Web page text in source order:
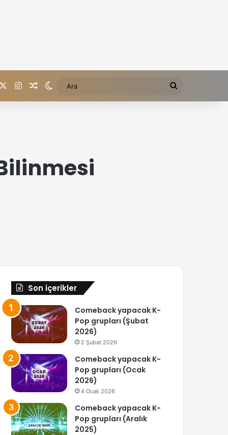
InstagramRastgele içerik
Dış görünümü değiştir
Son içerikler
Comeback yapacak K-
Pop grupları (Şubat
2026)
2 Şubat 2026
Comeback yapacak K-
Pop grupları (Ocak
2026)
4 Ocak 2026
Comeback yapacak K-
Pop grupları (Aralık
2025)